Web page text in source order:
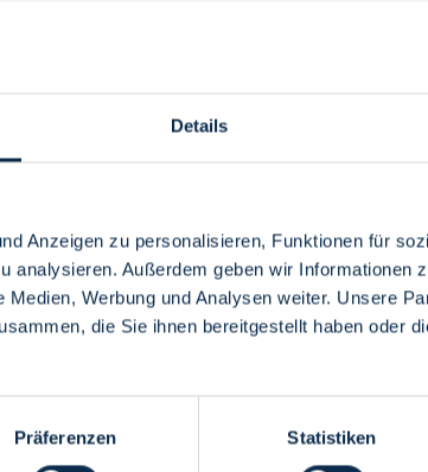
Details
Anzeigen zu personalisieren, Funktionen für
analysieren. Außerdem geben wir Informationen
Werbung und Analysen weiter. Unsere
die Sie ihnen bereitgestellt haben oder
Präferenzen Statistiken